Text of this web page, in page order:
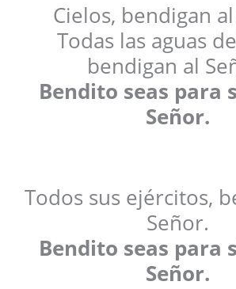
Cielos, bendigan
Todas las aguas
bendigan al
Bendito seas para
Señor.
Todos sus ejércitos,
Señor.
Bendito seas para
Señor.